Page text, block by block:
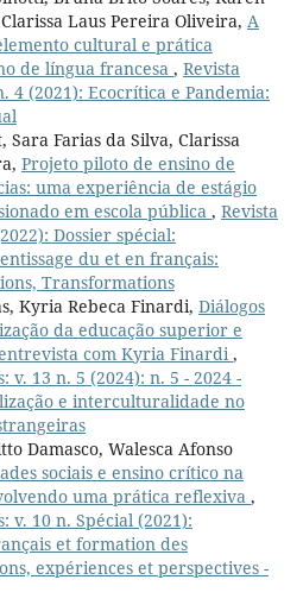
Laus Pereira Oliveira, A
cultural e prática
de língua francesa , Revista
4 (2021): Ecocrítica e Pandemia:
Sara Farias da Silva, Clarissa
Projeto piloto de ensino de
uma experiência de estágio
em escola pública , Revista
Dossier spécial:
du et en français:
Transformations
Kyria Rebeca Finardi, Diálogos
da educação superior e
com Kyria Finardi,
v. 13 n. 5 (2024): n. 5 - 2024 -
e interculturalidade no
Damasco, Walesca Afonso
sociais e ensino crítico na
uma prática reflexiva ,
v. 10 n. Spécial (2021):
et formation des
expériences et perspectives -